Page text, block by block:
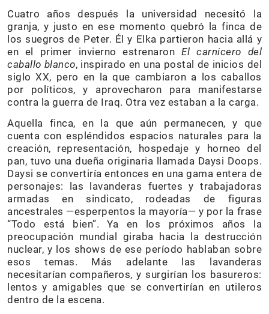
Cuatro años después la universidad necesitó la
granja, y justo en ese momento quebró la finca de
los suegros de Peter. Él y Elka partieron hacia allá y
en el primer invierno estrenaronEl carnicero del
caballo blanco, inspirado en una postal de inicios del
siglo XX, pero en la que cambiaron a los caballos
por políticos, y aprovecharon para manifestarse
contra la guerra de Iraq. Otra vez estaban a la carga.
Aquella finca, en la que aún permanecen, y que
cuenta con espléndidos espacios naturales para la
creación, representación, hospedaje y horneo del
pan, tuvo una dueña originaria llamada Daysi Doops.
Daysi se convertiría entonces en una gama entera de
personajes: las lavanderas fuertes y trabajadoras
armadas en sindicato, rodeadas de figuras
ancestrales —esperpentos la mayoría— y por la frase
“Todo está bien”. Ya en los próximos años la
preocupación mundial giraba hacia la destrucción
nuclear, y los shows de ese período hablaban sobre
esos temas. Más adelante las lavanderas
necesitarían compañeros, y surgirían los basureros:
lentos y amigables que se convertirían en utileros
dentro de la escena.